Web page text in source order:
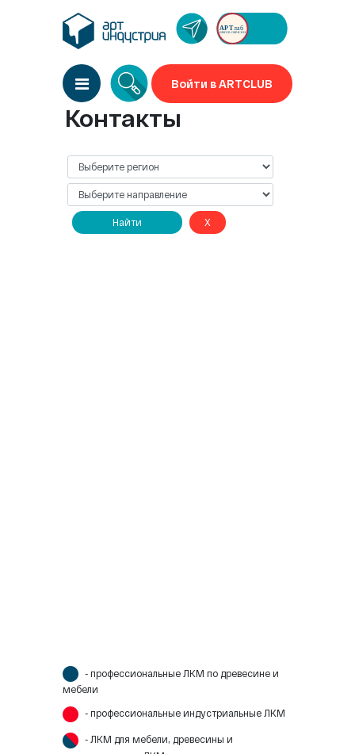
Войти в ARTCLUB
Контакты
Найти X
- профессиональные ЛКМ по древесине и
мебели
- профессиональные индустриальные ЛКМ
- ЛКМ для мебели, древесины и